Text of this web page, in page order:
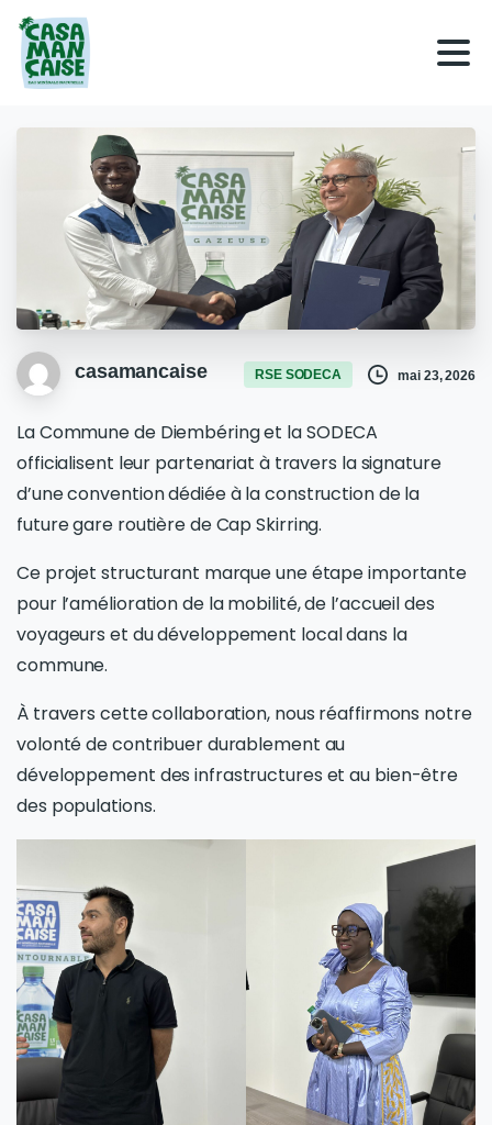
casamancaise RSE SODECA mai 23, 2026
La Commune de Diembéring et la SODECA
officialisent leur partenariat à travers la signature
d’une convention dédiée à la construction de la
future gare routière de Cap Skirring.
Ce projet structurant marque une étape importante
pour l’amélioration de la mobilité, de l’accueil des
voyageurs et du développement local dans la
commune.
À travers cette collaboration, nous réaffirmons notre
volonté de contribuer durablement au
développement des infrastructures et au bien-être
des populations.